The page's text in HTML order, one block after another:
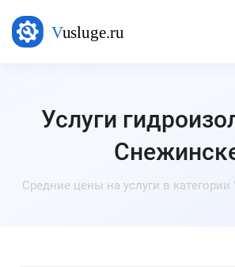
Услуги
Средние цены на услуги в категории